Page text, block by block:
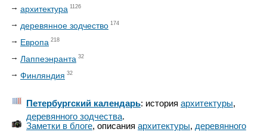
архитектура 1126
деревянное зодчество 174
Европа 218
Лаппеэнранта 32
Финляндия 32
Петербургский календарь: история архитектуры,
деревянного зодчества.
Заметки в блоге, описания архитектуры, деревянного